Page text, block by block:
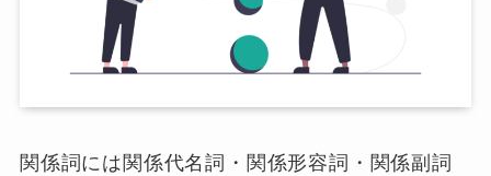
関係詞には関係代名詞・関係形容詞・関係副詞